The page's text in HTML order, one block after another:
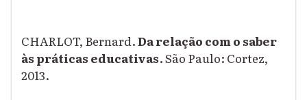
CHARLOT, Bernard.Da relação com o saber
às práticas educativas.São Paulo: Cortez,
2013.